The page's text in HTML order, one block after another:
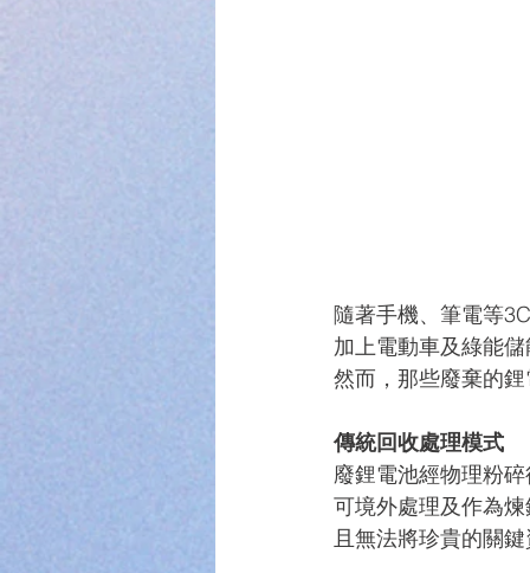
隨著手機、筆電等
加上電動車及綠能
然而，那些廢棄的
傳統回收處理模式
廢鋰電池經物理粉
可境外處理及作為
且無法將珍貴的關